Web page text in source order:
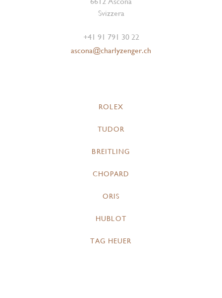
Svizzera
+41 91 791 30 22
ascona@charlyzenger.ch
ROLEX
TUDOR
BREITLING
CHOPARD
ORIS
HUBLOT
TAG HEUER